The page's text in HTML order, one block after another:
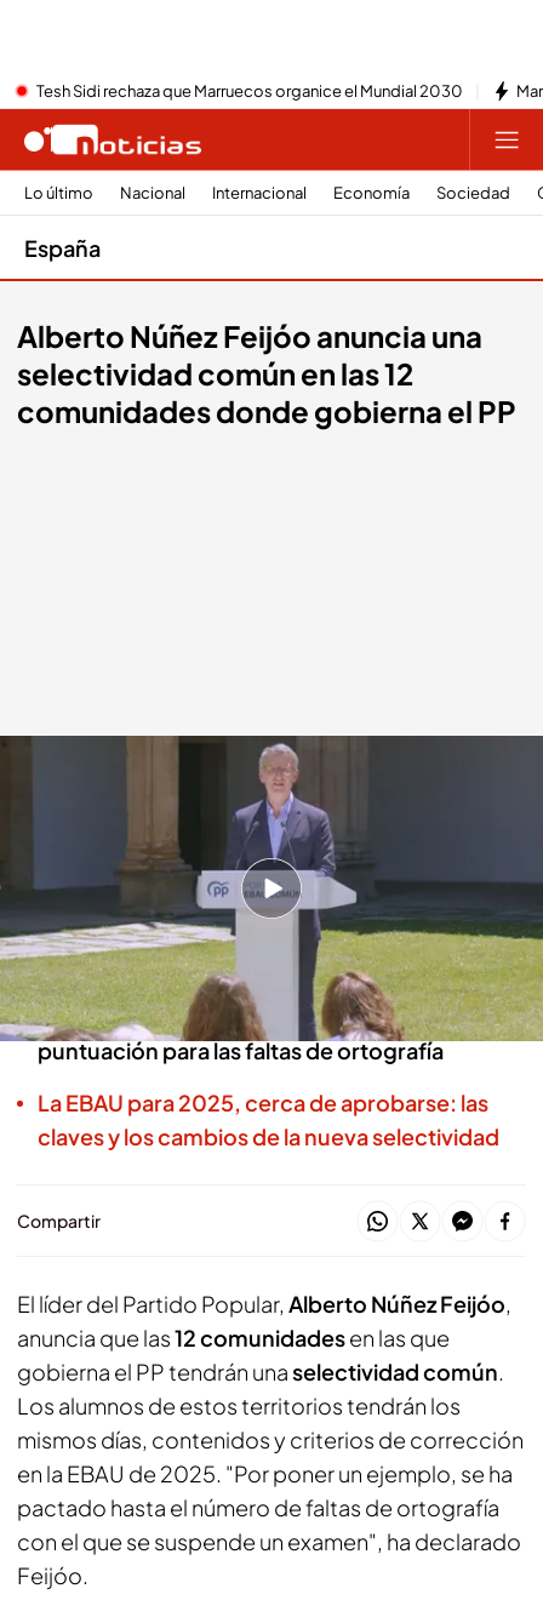
Tesh Sidi rechaza que Marruecos organice el Mundial 2030
Lo último Nacional Internacional Economía Sociedad
España
Alberto Núñez Feijóo anuncia una
selectividad común en las 12
comunidades donde gobierna el PP
La selectividad común en las comunidades donde gobierna el PP
Redacción digital Noticias Cuatro Europa Press
01 JUL 2024 - 22:00h.
Los alumnos de estos territorios tendrán los
mismos días, contenidos y criterios de
corrección en la EBAU de 2025
La comunidades tendrán las mismas pautas de
puntuación para las faltas de ortografía
La EBAU para 2025, cerca de aprobarse: las
claves y los cambios de la nueva selectividad
Compartir
El líder del Partido Popular, Alberto Núñez Feijóo,
anuncia que las12 comunidadesen las que
gobierna el PP tendrán unaselectividad común.
Los alumnos de estos territorios tendrán los
mismos días, contenidos y criterios de corrección
en la EBAU de 2025. "Por poner un ejemplo, se ha
pactado hasta el número de faltas de ortografía
con el que se suspende un examen", ha declarado
Feijóo.